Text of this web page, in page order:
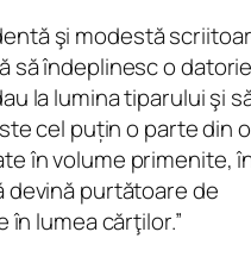
şi modestă
să îndeplinesc o datorie
la lumina tiparului şi
cel puțin o parte din
în volume primenite,
devină purtătoare de
lumea cărţilor.”